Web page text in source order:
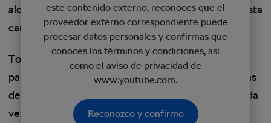
aldea a toda velocidad. Compruebe el tamaño de esta
carrera en 1916….
este contenido externo, reconoces que el
proveedor externo correspondiente puede
procesar datos personales y confirmas que
conoces los términos y condiciones, así
como el aviso de privacidad de
www.youtube.com.
Reconozco y confirmo
Toda esta conmoción atrajo la atención de los
partidos políticos así como la atención de las fuerzas
de seguridad, que se enfrentaron a una presión cada
vez mayor para hacer algo con respecto a la